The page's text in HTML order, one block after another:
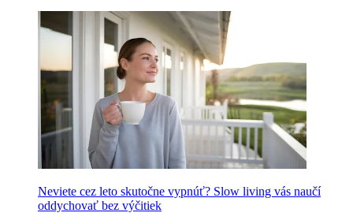
Neviete cez leto skutočne vypnúť? Slow living vás naučí
oddychovať bez výčitiek